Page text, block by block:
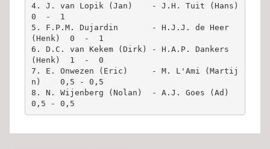
4. J. van Lopik (Jan)    - J.H. Tuit (Hans)
0  -  1
5. F.P.M. Dujardin       - H.J.J. de Heer
(Henk)  0  -  1
6. D.C. van Kekem (Dirk) - H.A.P. Dankers
(Henk)  1  -  0
7. E. Onwezen (Eric)     - M. L'Ami (Martij
n)    0,5 - 0,5
8. N. Wijenberg (Nolan)  - A.J. Goes (Ad)